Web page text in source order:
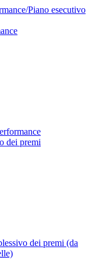
Piano esecutivo
dei premi
dei premi (da